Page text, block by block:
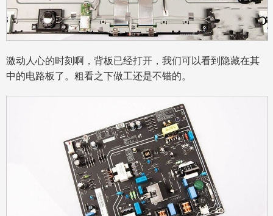
激动人心的时刻啊，背板已经打开，我们可以看到隐藏在其
中的电路板了。粗看之下做工还是不错的。